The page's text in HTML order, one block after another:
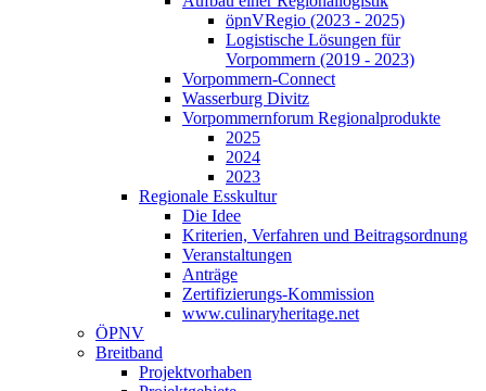
öpnVRegio (2023 - 2025)
Logistische Lösungen­ für
Vorpommern (2019 - 2023)
Vorpommern-Connect
Wasserburg Divitz
Vorpommernforum Regionalprodukte
2025
2024
2023
Regionale Esskultur
Die Idee
Kriterien, Verfahren und Beitragsordnung
Veranstaltungen
Anträge
Zertifizierungs-Kommission
www.culinaryheritage.net
ÖPNV
Breitband
Projektvorhaben